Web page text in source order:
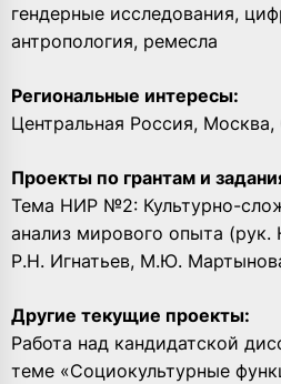
гендерные исследования,
антропология, ремесла
Региональные интересы:
Центральная Россия,
Проекты по грантам и
Тема НИР №2: Культурно-
анализ мирового опыта
Р.Н. Игнатьев, М.Ю.
Другие текущие проекты:
Работа над кандидатской
теме «Социокультурные